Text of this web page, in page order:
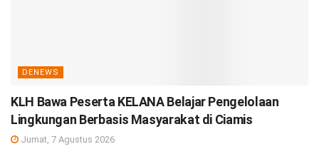
DENEWS
KLH Bawa Peserta KELANA Belajar Pengelolaan
Lingkungan Berbasis Masyarakat di Ciamis
Jumat, 7 Agustus 2026